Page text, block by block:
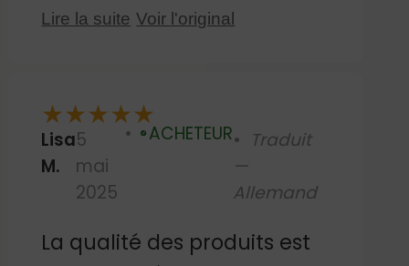
avons collés sur le
décoller et à repositionner
sans laisser de traces. Le
seul petit bémol, c'est que
certains grands motifs sont
en double ; ce serait bien
Lire la suite Voir l'original
★★★★★
Lisa
M.
5
mai
2025
Vérifié
ACHETEUR
Traduit
—
Allemand
La qualité des produits est